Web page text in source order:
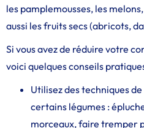
les pamplemousses, les
aussi les fruits secs (abricots,
Si vous avez de réduire votre
voici quelques conseils
Utilisez des techniques
certains légumes :
morceaux, faire tremper